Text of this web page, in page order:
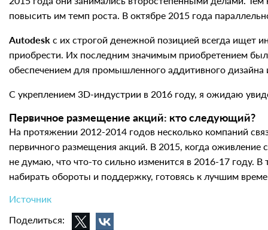
повысить им темп роста. В октябре 2015 года
Autodesk с их строгой денежной позицией всегда ищет
приобрести. Их последним значимым приобретением
обеспечением для промышленного аддитивного дизайна
С укреплением 3D-индустрии в 2016 году, я ожидаю
Первичное размещение акций: кто следующий?
На протяжении 2012-2014 годов несколько компаний
первичного размещения акций. В 2015, когда
не думаю, что что-то сильно изменится в 2016-17
набирать обороты и поддержку, готовясь к лучшим
Источник
Поделиться: